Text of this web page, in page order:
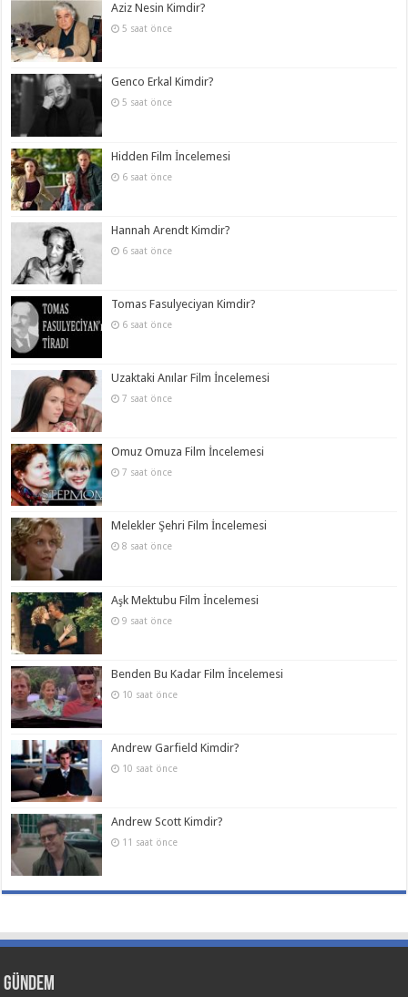
Aziz Nesin Kimdir?
5 saat önce
Genco Erkal Kimdir?
5 saat önce
Hidden Film İncelemesi
6 saat önce
Hannah Arendt Kimdir?
6 saat önce
Tomas Fasulyeciyan Kimdir?
6 saat önce
Uzaktaki Anılar Film İncelemesi
7 saat önce
Omuz Omuza Film İncelemesi
7 saat önce
Melekler Şehri Film İncelemesi
8 saat önce
Aşk Mektubu Film İncelemesi
9 saat önce
Benden Bu Kadar Film İncelemesi
10 saat önce
Andrew Garfield Kimdir?
10 saat önce
Andrew Scott Kimdir?
11 saat önce
Gündem